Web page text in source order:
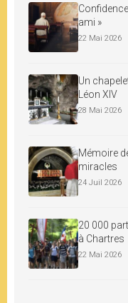
ami »
22 Mai 2026
Un
Léon XIV
28 Mai 2026
Mémoire
miracles
24 Juil 2026
20 000
à Chartres
22 Mai 2026